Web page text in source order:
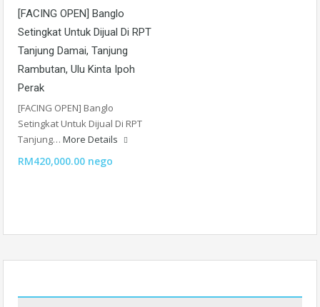
[FACING OPEN] Banglo
Setingkat Untuk Dijual Di RPT
Tanjung Damai, Tanjung
Rambutan, Ulu Kinta Ipoh
Perak
[FACING OPEN] Banglo
Setingkat Untuk Dijual Di RPT
Tanjung… More Details
RM420,000.00 nego